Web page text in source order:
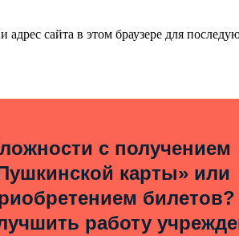
адрес сайта в этом браузере для
с получением
карты» или
билетов?
работу